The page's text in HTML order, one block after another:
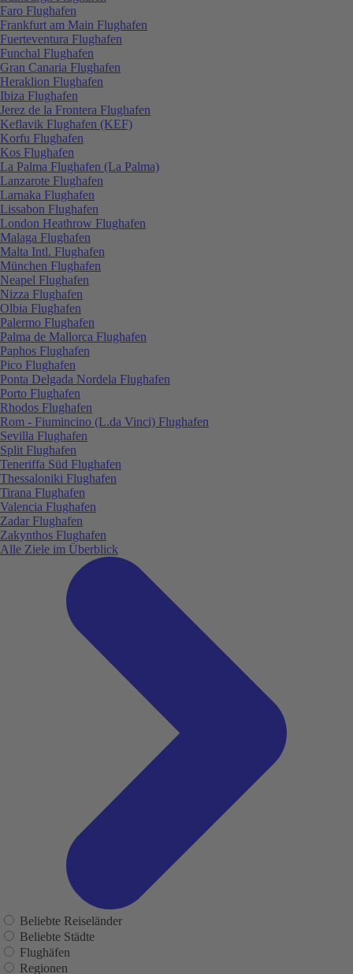
Faro Flughafen
Frankfurt am Main Flughafen
Fuerteventura Flughafen
Funchal Flughafen
Gran Canaria Flughafen
Heraklion Flughafen
Ibiza Flughafen
Jerez de la Frontera Flughafen
Keflavik Flughafen (KEF)
Korfu Flughafen
Kos Flughafen
La Palma Flughafen (La Palma)
Lanzarote Flughafen
Larnaka Flughafen
Lissabon Flughafen
London Heathrow Flughafen
Malaga Flughafen
Malta Intl. Flughafen
München Flughafen
Neapel Flughafen
Nizza Flughafen
Olbia Flughafen
Palermo Flughafen
Palma de Mallorca Flughafen
Paphos Flughafen
Pico Flughafen
Ponta Delgada Nordela Flughafen
Porto Flughafen
Rhodos Flughafen
Rom - Fiumincino (L.da Vinci) Flughafen
Sevilla Flughafen
Split Flughafen
Teneriffa Süd Flughafen
Thessaloniki Flughafen
Tirana Flughafen
Valencia Flughafen
Zadar Flughafen
Zakynthos Flughafen
Alle Ziele im Überblick
Beliebte Reiseländer
Beliebte Städte
Flughäfen
Regionen